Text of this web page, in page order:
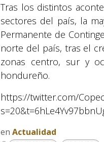
Tras los distintos
sectores del país, la
Permanente de
norte del país, tras el
zonas centro, sur y
hondureño.
https://twitter.com/
en Actualidad